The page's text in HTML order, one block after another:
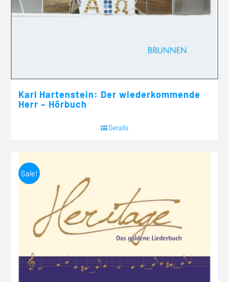
Karl Hartenstein: Der wiederkommende
Herr – Hörbuch
Details
Sale!